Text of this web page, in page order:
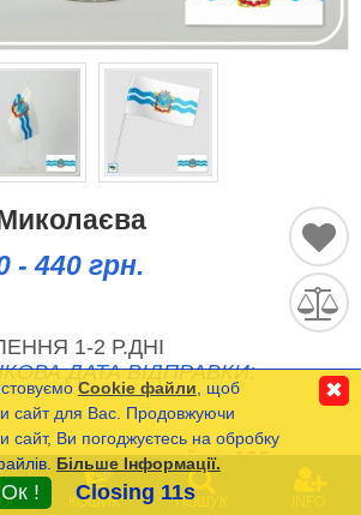
Список
(0)
(FAQ)
0
КОШИК ПОШУК INFO
- 440 грн.
1-2 Р.ДНІ
ДАТА ВІДПРАВКИ:
замовлення на сайті- 120 грн.
з Габардину та Атласу
Cookie файли , щоб
сайт для Вас. Продовжуючи
сайт, Ви погоджуєтесь на обробку
Більше Інформації.
Ок ! Closing 11s
✖